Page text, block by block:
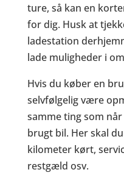
ture, så kan en
for dig. Husk at
ladestation
lade muligheder i
Hvis du køber en
selvfølgelig være
samme ting som
brugt bil. Her skal
kilometer kørt,
restgæld osv.